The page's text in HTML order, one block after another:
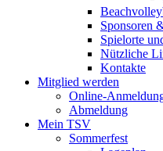
Sponsoren
Spielorte
Nützliche
Kontakte
Mitglied werden
Online-
Abmeldung
Mein TSV
Sommerfest